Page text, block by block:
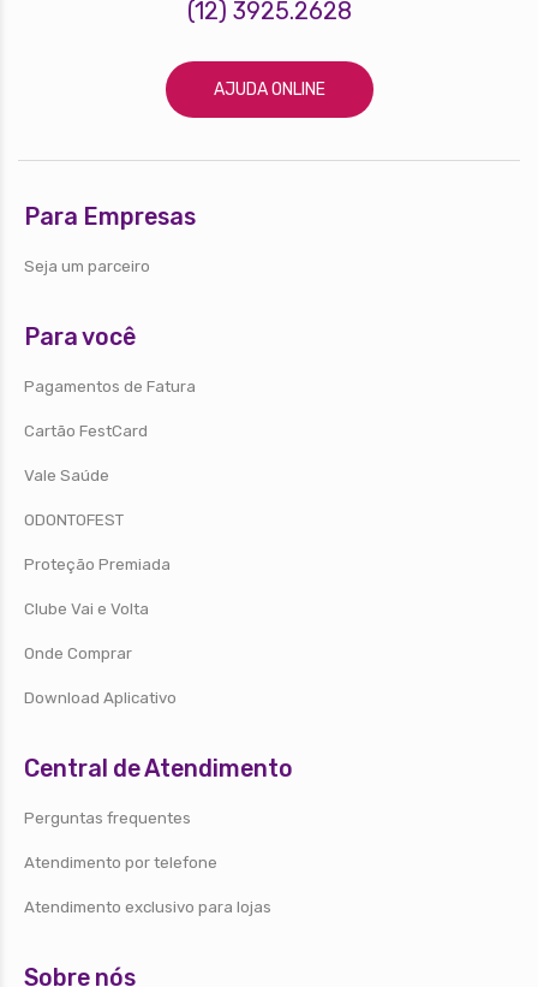
(12) 3925.2628
AJUDA ONLINE
Para Empresas
Seja um parceiro
Para você
Pagamentos de Fatura
Cartão FestCard
Vale Saúde
ODONTOFEST
Proteção Premiada
Clube Vai e Volta
Onde Comprar
Download Aplicativo
Central de Atendimento
Perguntas frequentes
Atendimento por telefone
Atendimento exclusivo para lojas
Sobre nós